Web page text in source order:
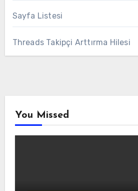
Sayfa Listesi
Threads Takipçi Arttırma Hilesi
You Missed